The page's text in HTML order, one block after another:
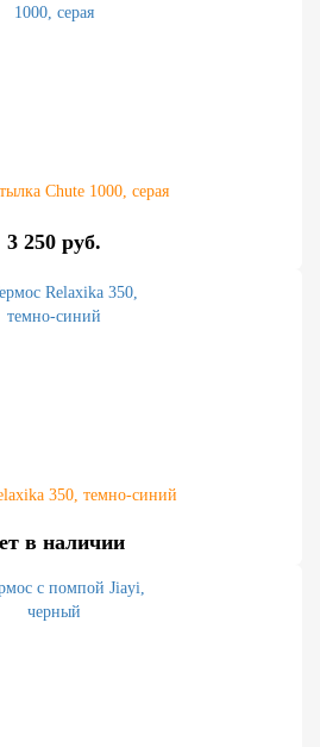
Chute 1000, серая
3 250 руб.
350, темно-синий
в наличии